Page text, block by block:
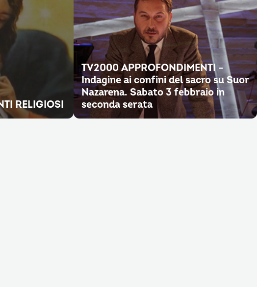
RELIGIOSI
TV2000 APPROFONDIMENTI –
Indagine ai confini del sacro su Suor
Nazarena. Sabato 3 febbraio in
seconda serata